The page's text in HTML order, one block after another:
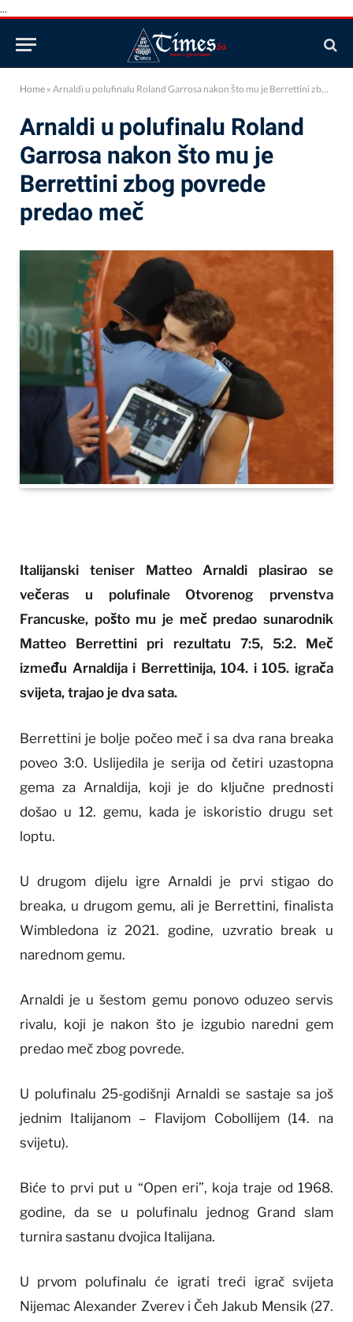
...
Home » Arnaldi u polufinalu Roland Garrosa nakon što mu je Berrettini zbog povrede predao meč
Arnaldi u polufinalu Roland
Garrosa nakon što mu je
Berrettini zbog povrede
predao meč
Italijanski teniser Matteo Arnaldi plasirao se
večeras u polufinale Otvorenog prvenstva
Francuske, pošto mu je meč predao sunarodnik
Matteo Berrettini pri rezultatu 7:5, 5:2. Meč
između Arnaldija i Berrettinija, 104. i 105. igrača
svijeta, trajao je dva sata.
Berrettini je bolje počeo meč i sa dva rana breaka
poveo 3:0. Uslijedila je serija od četiri uzastopna
gema za Arnaldija, koji je do ključne prednosti
došao u 12. gemu, kada je iskoristio drugu set
loptu.
U drugom dijelu igre Arnaldi je prvi stigao do
breaka, u drugom gemu, ali je Berrettini, finalista
Wimbledona iz 2021. godine, uzvratio break u
narednom gemu.
Arnaldi je u šestom gemu ponovo oduzeo servis
rivalu, koji je nakon što je izgubio naredni gem
predao meč zbog povrede.
U polufinalu 25-godišnji Arnaldi se sastaje sa još
jednim Italijanom – Flavijom Cobollijem (14. na
svijetu).
Biće to prvi put u “Open eri”, koja traje od 1968.
godine, da se u polufinalu jednog Grand slam
turnira sastanu dvojica Italijana.
U prvom polufinalu će igrati treći igrač svijeta
Nijemac Alexander Zverev i Čeh Jakub Mensik (27.